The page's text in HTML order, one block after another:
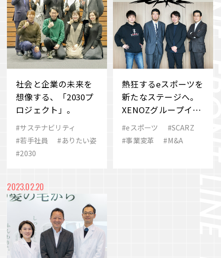
社会と企業の未来を
想像する、「2030プ
ロジェクト」。
#サステナビリティ
#若手社員
#ありたい姿
#2030
熱狂するeスポーツを
新たなステージへ。
XENOZグループイン
による「J.フロント
リテイリング×eスポ
ーツ」が生み出す可
#eスポーツ
#SCARZ
#事業変革
#M&A
2023.02.20